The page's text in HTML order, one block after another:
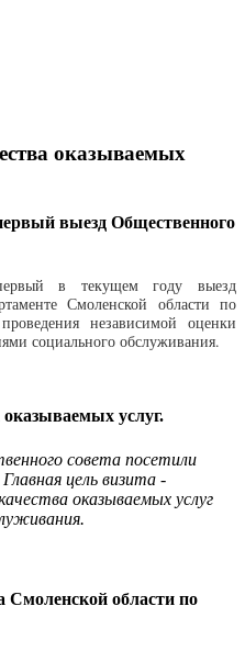
оказываемых
выезд Общественного
в текущем году выезд
Смоленской области по
независимой оценки
социального обслуживания.
услуг.
совета посетили
цель визита -
оказываемых услуг
Смоленской области по